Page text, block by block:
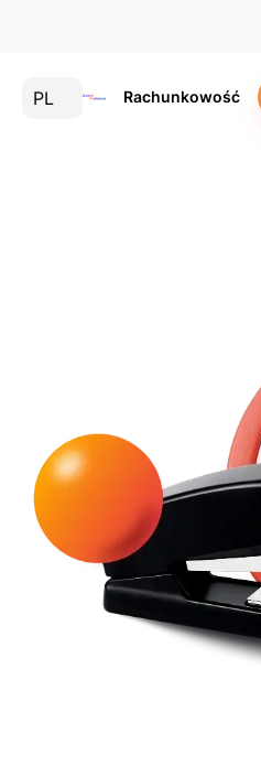
PL Rachunkowość